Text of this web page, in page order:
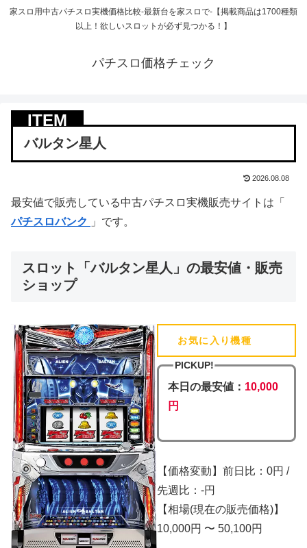
家スロ用中古パチスロ実機価格比較-最新台を家スロで-【掲載商品は1700種類
以上！欲しいスロットが必ず見つかる！】
パチスロ価格チェック
バルタン星人
2026.08.08
最安値で販売している中古パチスロ実機販売サイトは「
パチスロバンク
」です。
スロット「バルタン星人」の最安値・販売
ショップ
お気に入り機種
PICKUP!
本日の最安値： 10,000
円
【価格変動】前日比：0円 /
先週比：-円
【相場(現在の販売価格)】
10,000円 〜 50,100円